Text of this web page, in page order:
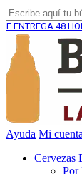
48 HORAS (DIAS
Ayuda Mi cuenta
Cervezas
Por